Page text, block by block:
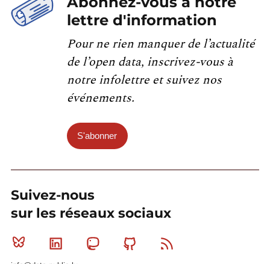
lettre d'information
Pour ne rien manquer de l’actualité
de l’open data, inscrivez-vous à
notre infolettre et suivez nos
événements.
S'abonner
Suivez-nous
sur les réseaux sociaux
Bluesky Linkedin MastodonGithub